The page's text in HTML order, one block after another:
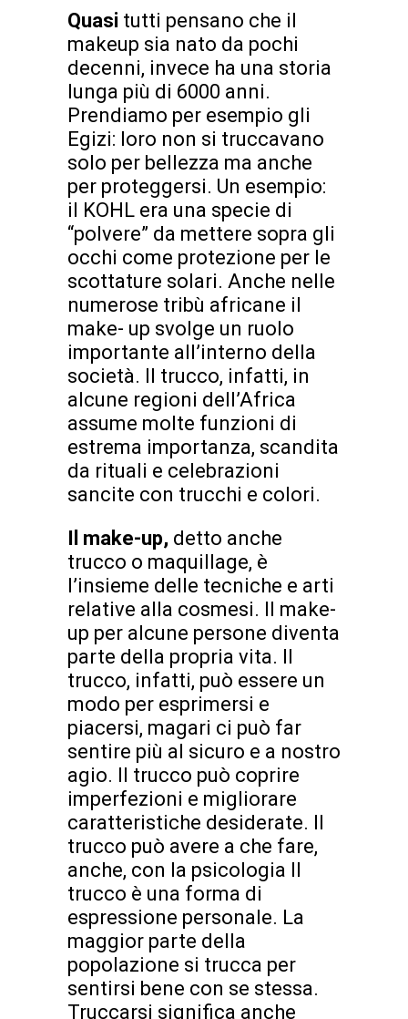
Quasi tutti pensano che il
makeup sia nato da pochi
decenni, invece ha una storia
lunga più di 6000 anni.
Prendiamo per esempio gli
Egizi: loro non si truccavano
solo per bellezza ma anche
per proteggersi. Un esempio:
il KOHL era una specie di
“polvere” da mettere sopra gli
occhi come protezione per le
scottature solari. Anche nelle
numerose tribù africane il
make- up svolge un ruolo
importante all’interno della
società. Il trucco, infatti, in
alcune regioni dell’Africa
assume molte funzioni di
estrema importanza, scandita
da rituali e celebrazioni
sancite con trucchi e colori.
Il make-up, detto anche
trucco o maquillage, è
l’insieme delle tecniche e arti
relative alla cosmesi. Il make-
up per alcune persone diventa
parte della propria vita. Il
trucco, infatti, può essere un
modo per esprimersi e
piacersi, magari ci può far
sentire più al sicuro e a nostro
agio. Il trucco può coprire
imperfezioni e migliorare
caratteristiche desiderate. Il
trucco può avere a che fare,
anche, con la psicologia Il
trucco è una forma di
espressione personale. La
maggior parte della
popolazione si trucca per
sentirsi bene con se stessa.
Truccarsi significa anche